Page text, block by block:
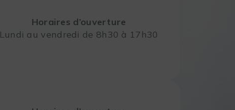
Horaires d’ouverture
Lundi au vendredi de 8h30 à 17h30